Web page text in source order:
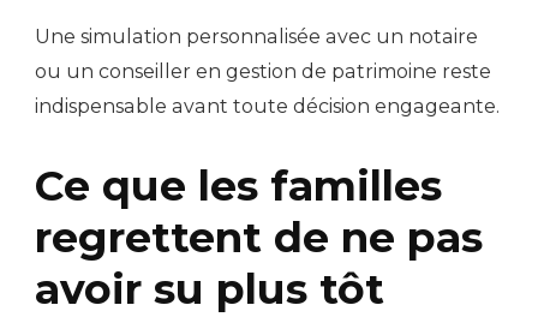
Une simulation personnalisée avec un notaire
ou un conseiller en gestion de patrimoine reste
indispensable avant toute décision engageante.
Ce que les familles
regrettent de ne pas
avoir su plus tôt